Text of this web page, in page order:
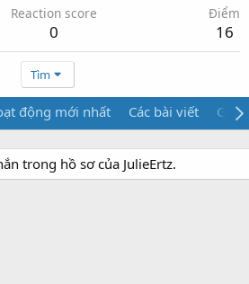
Reaction score
0
Điểm
16
Tìm
động mới nhất Các bài viết Giới
trong hồ sơ của JulieErtz.